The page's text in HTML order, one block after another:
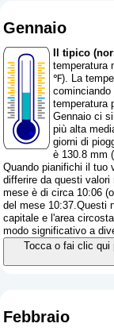
Gennaio
Il tipico
temperatura
℉). La
temperatura
Gennaio ci
più alta
giorni di
è 130.8 mm (
Quando pianifichi il tuo
differire da questi
mese è di circa 10:06
del mese 10:37.Questi
capitale e l'area
modo significativo a
Tocca o fai clic qui
Febbraio